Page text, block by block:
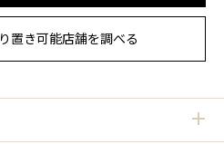
置き可能店舗を調べる